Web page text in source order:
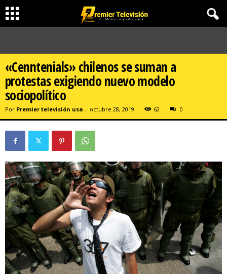
«Cenntenials» chilenos se suman a
protestas exigiendo nuevo modelo
sociopolítico
Por Premier televisión usa - octubre 28, 2019 62 0